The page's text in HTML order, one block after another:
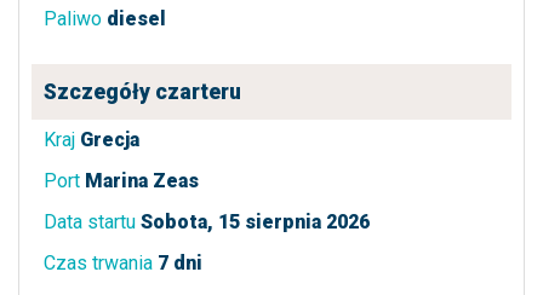
Paliwo diesel
Szczegóły czarteru
Kraj Grecja
Port Marina Zeas
Data startu Sobota, 15 sierpnia 2026
Czas trwania 7 dni